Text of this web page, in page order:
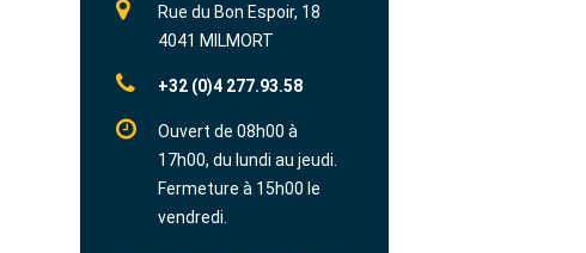
Rue du Bon Espoir, 18
4041 MILMORT
+32 (0)4 277.93.58
Ouvert de 08h00 à
17h00, du lundi au jeudi.
Fermeture à 15h00 le
vendredi.